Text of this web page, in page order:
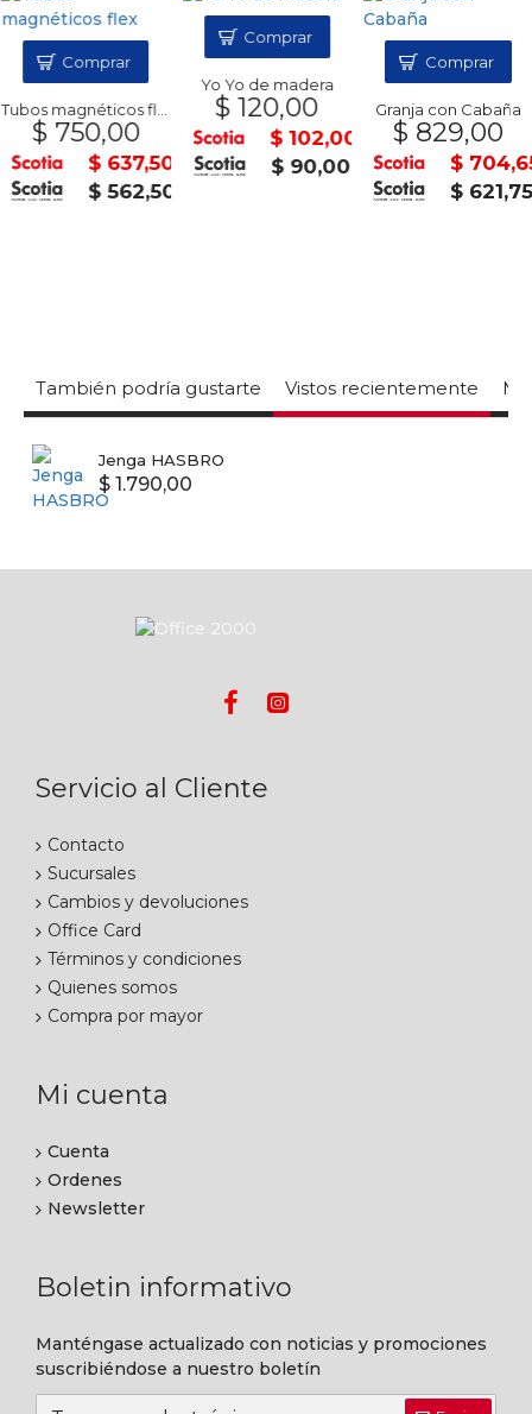
Tubos magnéticos flex
$ 750,00
$ 637,50
$ 562,50
Comprar
Yo Yo de madera
$ 120,00
$ 102,00
$ 90,00
Comprar
Granja con Cabaña
$ 829,00
$
$ 621,75
Comprar
También podría gustarte Vistos recientemente
Jenga HASBRO
$ 1.790,00
Servicio al Cliente
Contacto
Sucursales
Cambios y devoluciones
Office Card
Términos y condiciones
Quienes somos
Compra por mayor
Mi cuenta
Cuenta
Ordenes
Newsletter
Boletin informativo
Manténgase actualizado con noticias y promociones
suscribiéndose a nuestro boletín